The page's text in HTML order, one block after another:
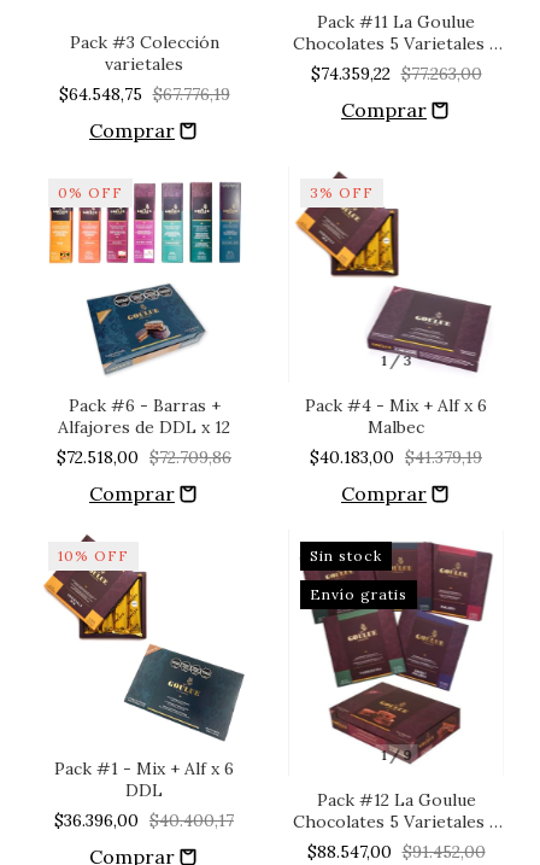
Pack #3 Colección
varietales
$64.548,75 $67.776,19
Pack #11 La Goulue
Chocolates 5 Varietales +
1x6 Alfajores De Malbec
$74.359,22 $77.263,00
0 % OFF
Pack #6 - Barras +
Alfajores de DDL x 12
$72.518,00 $72.709,86
1/3
3 % OFF
Pack #4 - Mix + Alf x 6
Malbec
$40.183,00 $41.379,19
10 % OFF
Pack #1 - Mix + Alf x 6
DDL
$36.396,00 $40.400,17
1/9
Sin stock
Envío gratis
Pack #12 La Goulue
Chocolates 5 Varietales +
1x12 Alfajores De Malbec
$88.547,00 $91.452,00